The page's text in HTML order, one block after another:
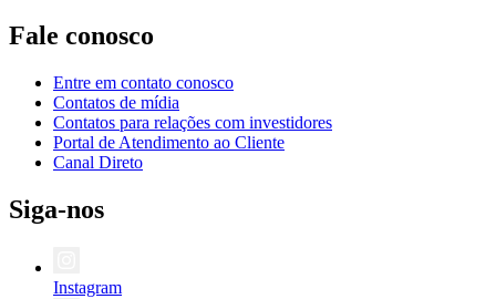
Fale conosco
Entre em contato conosco
Contatos de mídia
Contatos para relações com investidores
Portal de Atendimento ao Cliente
Canal Direto
Siga-nos
Instagram